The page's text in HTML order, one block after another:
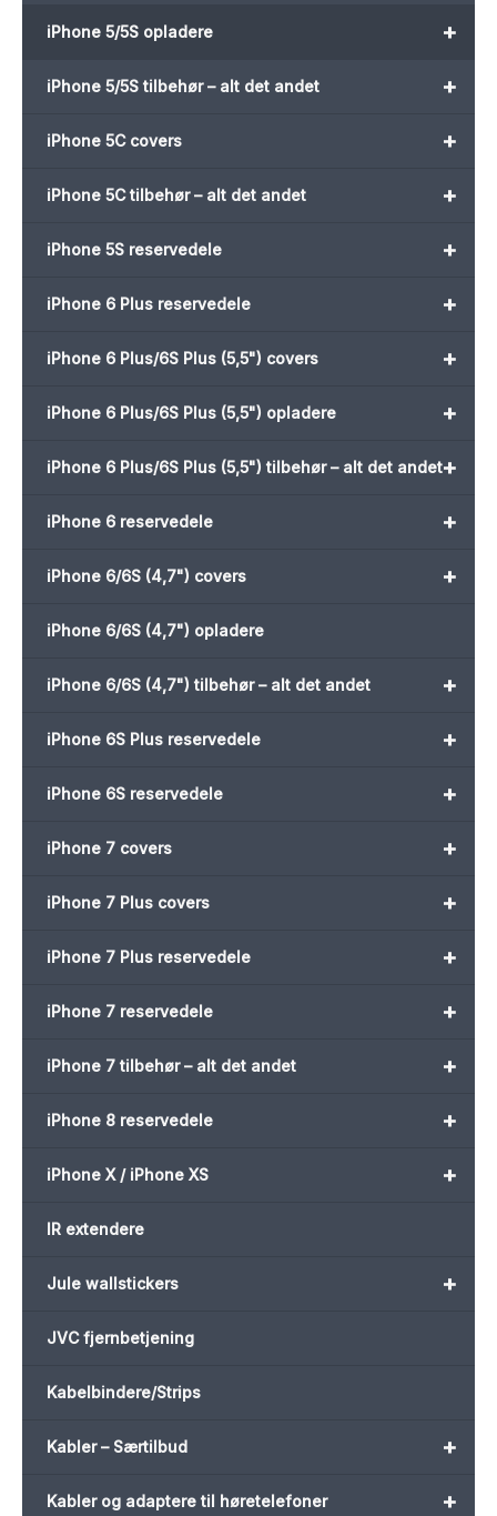
+
iPhone 5/5S opladere
+
iPhone 5/5S tilbehør – alt det andet
+
iPhone 5C covers
+
iPhone 5C tilbehør – alt det andet
+
iPhone 5S reservedele
+
iPhone 6 Plus reservedele
+
iPhone 6 Plus/6S Plus (5,5") covers
+
iPhone 6 Plus/6S Plus (5,5") opladere
+
iPhone 6 Plus/6S Plus (5,5") tilbehør – alt det andet
+
iPhone 6 reservedele
+
iPhone 6/6S (4,7") covers
iPhone 6/6S (4,7") opladere
+
iPhone 6/6S (4,7") tilbehør – alt det andet
+
iPhone 6S Plus reservedele
+
iPhone 6S reservedele
+
iPhone 7 covers
+
iPhone 7 Plus covers
+
iPhone 7 Plus reservedele
+
iPhone 7 reservedele
+
iPhone 7 tilbehør – alt det andet
+
iPhone 8 reservedele
+
iPhone X / iPhone XS
IR extendere
+
Jule wallstickers
JVC fjernbetjening
Kabelbindere/Strips
+
Kabler – Særtilbud
+
Kabler og adaptere til høretelefoner